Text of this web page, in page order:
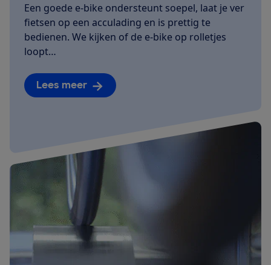
Een goede e-bike ondersteunt soepel, laat je ver
fietsen op een acculading en is prettig te
bedienen. We kijken of de e-bike op rolletjes
loopt…
Lees meer